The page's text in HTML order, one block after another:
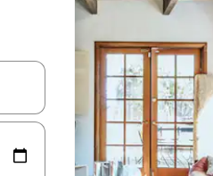
upp- och nedåtpilarna eller